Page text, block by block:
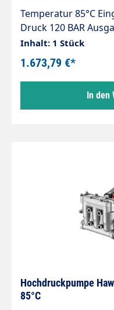
Temperatur 85°C
Druck 120 BAR
Inhalt: 1 Stück
1.673,79 €*
In den
Hochdruckpumpe
85°C